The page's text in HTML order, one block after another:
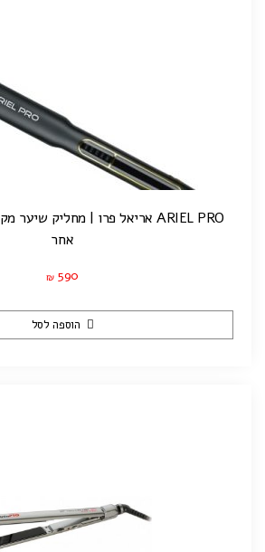
ARIEL PRO אריאל פרו | מחליק שיער מקצועי דגם AP5500
אחר
₪ 590
הוספה לסל